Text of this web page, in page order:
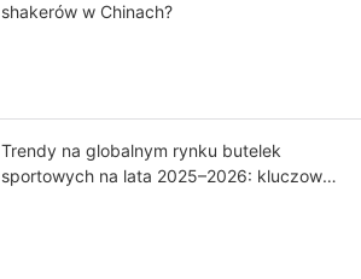
shakerów w Chinach?
Trendy na globalnym rynku butelek
sportowych na lata 2025–2026: kluczowe